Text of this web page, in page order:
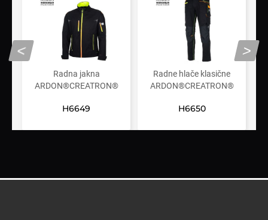
<
Radna jakna
ARDON®CREATRON®
H6649
Radne hlače klasične
ARDON®CREATRON®
H6650
>